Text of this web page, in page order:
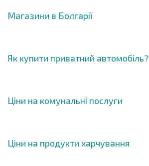
Магазини в Болгарії
Як купити приватний автомобіль?
Ціни на комунальні послуги
Ціни на продукти харчування